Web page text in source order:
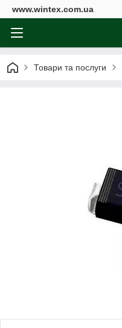
www.wintex.com.ua
Товари та послуги